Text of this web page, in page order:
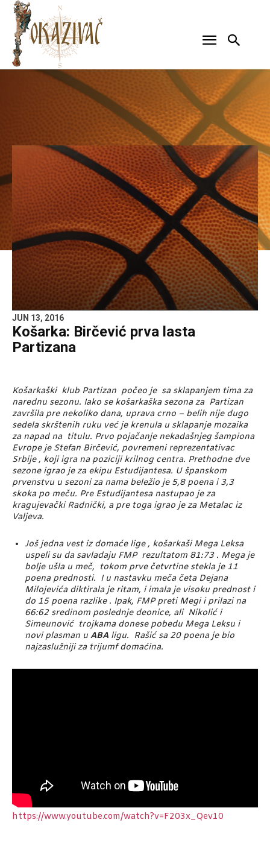
JUN 13, 2016
Košarka: Birčević prva lasta
Partizana
Košarkaški klub Partizan počeo je sa sklapanjem tima za
narednu sezonu. Iako se košarkaška sezona za Partizan
završila pre nekoliko dana, uprava crno – belih nije dugo
sedela skrštenih ruku već je krenula u sklapanje mozaika
za napad na titulu. Prvo pojačanje nekadašnjeg šampiona
Evrope je Stefan Birčević, povremeni reprezentativac
Srbije , koji igra na poziciji krilnog centra. Prethodne dve
sezone igrao je za ekipu Estudijantesa. U španskom
prvenstvu u sezoni za nama beležio je 5,8 poena i 3,3
skoka po meču. Pre Estudijantesa nastupao je za
kragujevački Radnički, a pre toga igrao je za Metalac iz
Valjeva.
Još jedna vest iz domaće lige , košarkaši Mega Leksa
uspeli su da savladaju FMP rezultatom 81:73 . Mega je
bolje ušla u meč, tokom prve četvrtine stekla je 11
poena prednosti. I u nastavku meča četa Dejana
Milojevića diktirala je ritam, i imala je visoku prednost i
do 15 poena razlike . Ipak, FMP preti Megi i prilazi na
66:62 sredinom poslednje deonice, ali Nikolić i
Simeunović trojkama donese pobedu Mega Leksu i
novi plasman u ABA ligu. Rašić sa 20 poena je bio
najzaslužniji za trijumf domaćina.
https://www.youtube.com/watch?v=F203x_Qev10